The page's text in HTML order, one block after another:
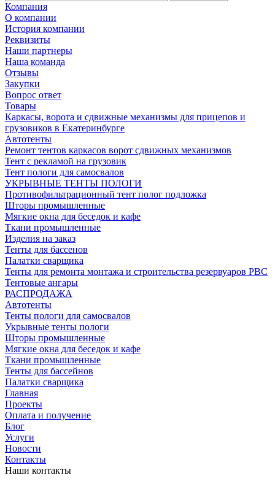
Компания
О компании
История компании
Реквизиты
Наши партнеры
Наша команда
Отзывы
Закупки
Вопрос ответ
Товары
Каркасы, ворота и сдвижные механизмы для прицепов и
грузовиков в Екатеринбурге
Автотенты
Ремонт тентов каркасов ворот сдвижных механизмов
Тент с рекламой на грузовик
Тент пологи для самосвалов
УКРЫВНЫЕ ТЕНТЫ ПОЛОГИ
Противофильтрационный тент полог подложка
Шторы промышленные
Мягкие окна для беседок и кафе
Ткани промышленные
Изделия на заказ
Тенты для бассенов
Палатки сварщика
Тенты для ремонта монтажа и строительства резервуаров РВС
Тентовые ангары
РАСПРОДАЖА
Автотенты
Тенты пологи для самосвалов
Укрывные тенты пологи
Шторы промышленные
Мягкие окна для беседок и кафе
Ткани промышленные
Тенты для бассейнов
Палатки сварщика
Главная
Проекты
Оплата и получение
Блог
Услуги
Новости
Контакты
Наши контакты